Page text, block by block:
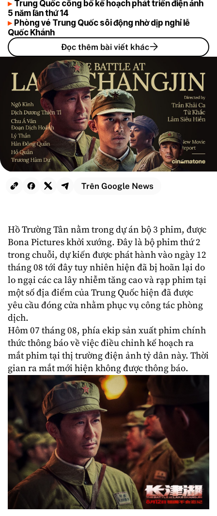
Trên Google News
Hồ Trường Tân nằm trong dự án bộ 3 phim, được
Bona Pictures khởi xướng. Đây là bộ phim thứ 2
trong chuỗi, dự kiến đượcphát hànhvào ngày 12
tháng 08 tới đây tuy nhiên hiện đã bị hoãn lại do
lo ngại các ca lây nhiễm tăng cao và rạp phim tại
một số địa điểm củaTrung Quốchiện đã được
yêu cầu đóng cửa nhằm phục vụ công tác phòng
dịch.
Hôm 07 tháng 08, phía ekip sản xuất phim chính
thức thông báo về việc điều chỉnh kế hoạch ra
mắt phim tại thị trường điện ảnh tỷ dân này. Thời
gian ra mắt mới hiện không được thông báo.
Trung Quốc công bố kế hoạch phát triển điện ảnh
5 năm lần thứ 14
Phòng vé Trung Quốc sôi động nhờ dịp nghỉ lễ
Quốc Khánh
Đọc thêm bài viết khác